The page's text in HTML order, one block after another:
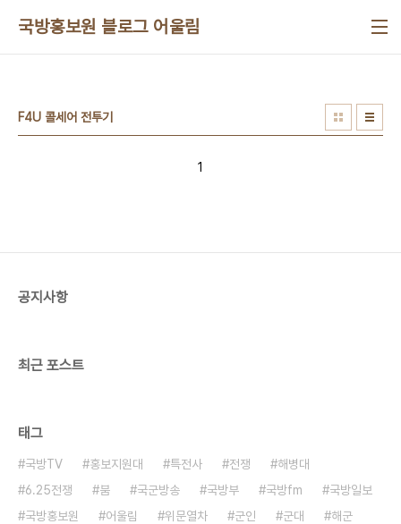
국방홍보원 블로그 어울림
F4U 콜세어 전투기
1
공지사항
최근 포스트
태그
국방TV 홍보지원대 특전사 전쟁
해병대
6.25전쟁
붐 국군방송 국방부 국방fm
국방일보
국방홍보원
어울림 위문열차 군인 군대
해군